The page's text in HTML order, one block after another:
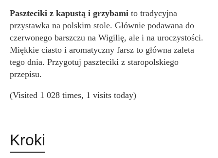
Paszteciki z kapustą i grzybami to tradycyjna
przystawka na polskim stole. Głównie podawana do
czerwonego barszczu na Wigilię, ale i na uroczystości.
Miękkie ciasto i aromatyczny farsz to główna zaleta
tego dnia. Przygotuj paszteciki z staropolskiego
przepisu.
(Visited 1 028 times, 1 visits today)
Kroki